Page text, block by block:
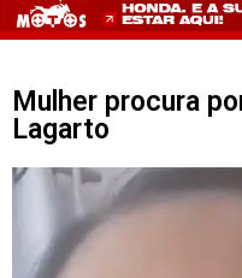
Mulher procura
Lagarto